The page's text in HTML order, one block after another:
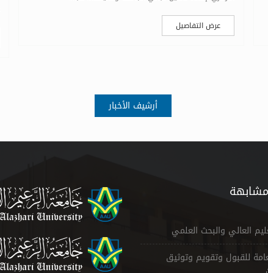
عرض التفاصيل
أرشيف الأخبار
العالي والبحث العلمي
للقبول وتقويم وتوثيق